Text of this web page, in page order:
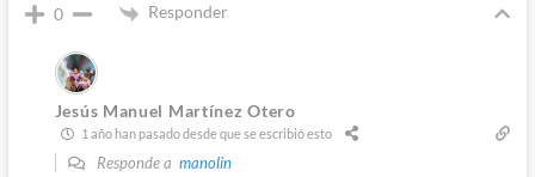
0 Responder
Jesús Manuel Martínez Otero
1 año han pasado desde que se escribió esto
Responde a manolin